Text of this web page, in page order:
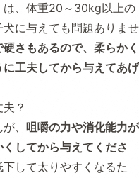
は、体重20～30kg以上の
に与えても問題ありませ
さもあるので、柔らかく
工夫してから与えてあげ
？
、 咀嚼の力や消化能力が
してから与えてくださ
して太りやすくなるた